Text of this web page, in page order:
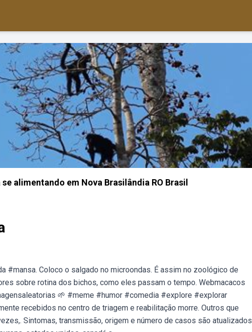
alimentando em Nova Brasilândia RO Brasil
#mansa. Coloco o salgado no microondas. É assim no zoológico de
sobre rotina dos bichos, como eles passam o tempo. Webmacacos
🌱 #meme #humor #comedia #explore #explorar
recebidos no centro de triagem e reabilitação morre. Outros que
Sintomas, transmissão, origem e número de casos são atualizados